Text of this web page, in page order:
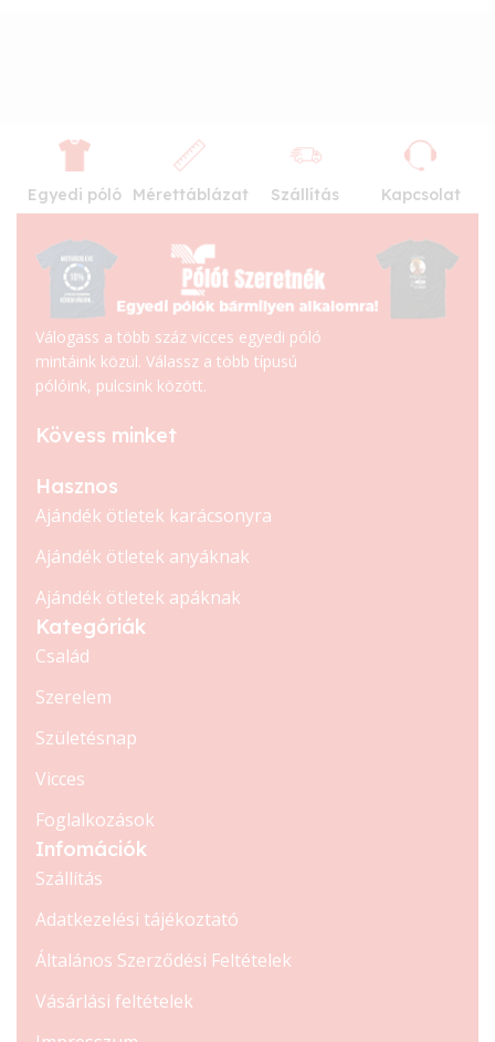
Egyedi póló Mérettáblázat Szállítás Kapcsolat
Válogass a több száz vicces egyedi póló
mintáink közül. Válassz a több típusú
pólóink, pulcsink között.
Kövess minket
Hasznos
Ajándék ötletek karácsonyra
Ajándék ötletek anyáknak
Ajándék ötletek apáknak
Kategóriák
Család
Szerelem
Születésnap
Vicces
Foglalkozások
Infomációk
Szállítás
Adatkezelési tájékoztató
Általános Szerződési Feltételek
Vásárlási feltételek